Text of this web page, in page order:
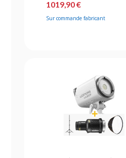
1019,90 €
Sur commande fabricant